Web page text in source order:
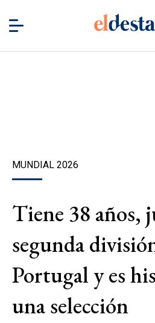
MUNDIAL 2026
Tiene 38 años,
segunda
Portugal y es
una selección